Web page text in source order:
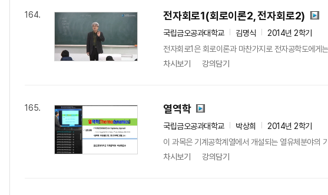
164. 전자회로1(회로이론2, 전자회로2)
국립금오공과대학교 김명식
2014년 2학기
전자회로1은 회로이론과 마찬가지로 전자공학도에
차시보기
강의담기
165. 열역학
국립금오공과대학교 박상희
2014년 2학기
이 과목은 기계공학계열에서 개설되는 열유체분야의
차시보기
강의담기